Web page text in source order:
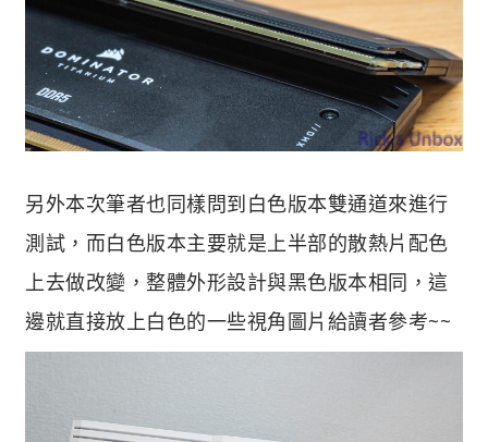
另外本次筆者也同樣問到白色版本雙通道來進行
測試，而白色版本主要就是上半部的散熱片配色
上去做改變，整體外形設計與黑色版本相同，這
邊就直接放上白色的一些視角圖片給讀者參考~~